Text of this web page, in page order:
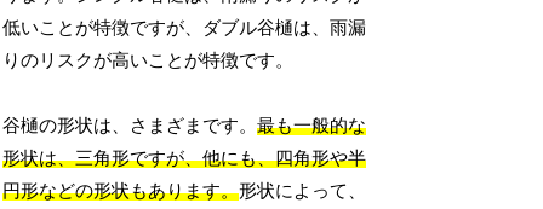
低いことが特徴ですが、ダブル谷樋は、雨漏
りのリスクが高いことが特徴です。
谷樋の形状は、さまざまです。最も一般的な
形状は、三角形ですが、他にも、四角形や半
円形などの形状もあります。形状によって、